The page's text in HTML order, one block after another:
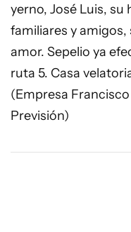
yerno, José Luis, su
familiares y
amor. Sepelio ya
ruta 5. Casa
(Empresa
Previsión)